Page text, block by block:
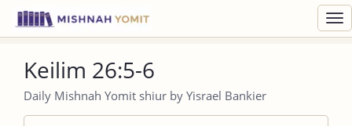
Keilim 26:5-6
Daily Mishnah Yomit shiur by Yisrael Bankier